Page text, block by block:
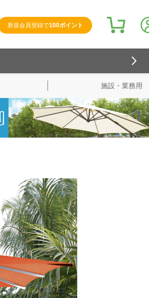
新規会員登録で100ポイント
検索
施設・業務用